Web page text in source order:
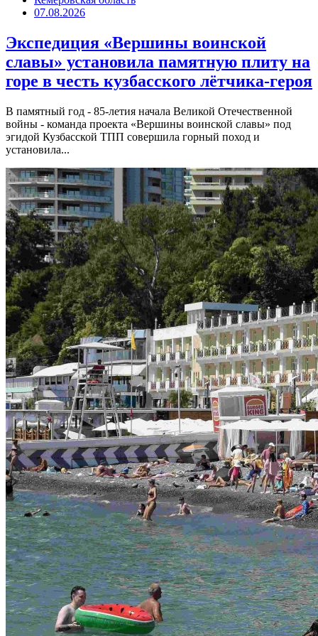
07.08.2026
Экспедиция «Вершины воинской
славы» установила памятную плиту на
горе в честь кузбасского лётчика-героя
В памятный год - 85-летия начала Великой Отечественной
войны - команда проекта «Вершины воинской славы» под
эгидой Кузбасской ТПП совершила горный поход и
установила...